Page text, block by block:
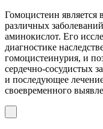
Гомоцистеин
различных
аминокислот. Его
диагностике
гомоцистеинурия, и
сердечно-сосудистых
и последующее
своевременного